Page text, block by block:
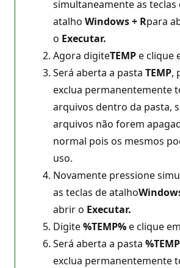
simultaneamente as teclas
atalho Windows + Rpara
o Executar.
Agora digiteTEMPe clique
Será aberta a pasta TEMP,
exclua permanentemente
arquivos dentro da pasta,
arquivos não forem
normal pois os mesmos
uso.
Novamente pressione
as teclas de atalho
abrir o Executar.
Digite%TEMP%e clique em
Será aberta a pasta
exclua permanentemente